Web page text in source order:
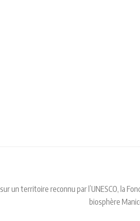
un territoire reconnu par l’UNESCO, la
biosphère